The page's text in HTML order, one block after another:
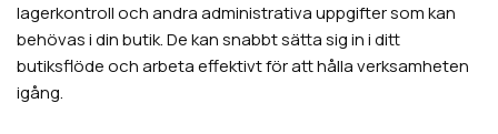
lagerkontroll och andra administrativa uppgifter som kan
behövas i din butik. De kan snabbt sätta sig in i ditt
butiksflöde och arbeta effektivt för att hålla verksamheten
igång.